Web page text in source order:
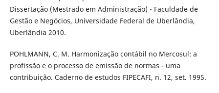
Dissertação (Mestrado em Administração) - Faculdade de
Gestão e Negócios, Universidade Federal de Uberlândia,
Uberlândia 2010.
POHLMANN, C. M. Harmonização contábil no Mercosul: a
profissão e o processo de emissão de normas - uma
contribuição. Caderno de estudos FIPECAFI, n. 12, set. 1995.